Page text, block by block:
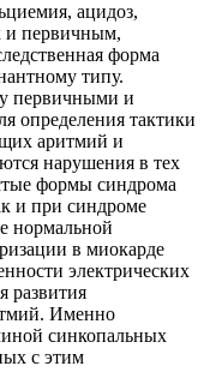
ацидоз,
и первичным,
форма
типу.
первичными и
определения тактики
аритмий и
нарушения в тех
формы синдрома
и при синдроме
нормальной
в миокарде
электрических
развития
Именно
синкопальных
с этим